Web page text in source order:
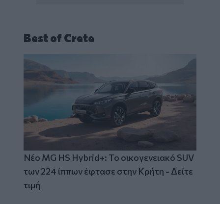
Best of Crete
Νέο MG HS Hybrid+: Το οικογενειακό SUV
των 224 ίππων έφτασε στην Κρήτη - Δείτε
τιμή